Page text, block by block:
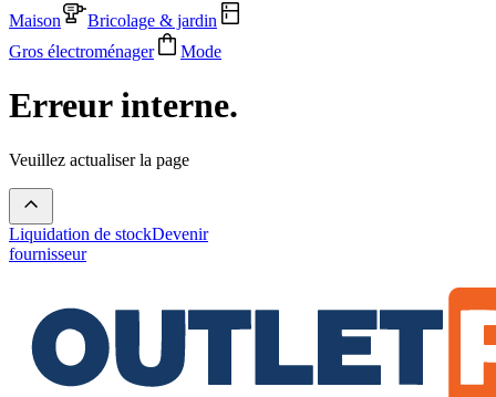
Maison
Bricolage & jardin
Gros électroménager
Mode
Erreur interne.
Veuillez actualiser la page
Liquidation de stockDevenir
fournisseur